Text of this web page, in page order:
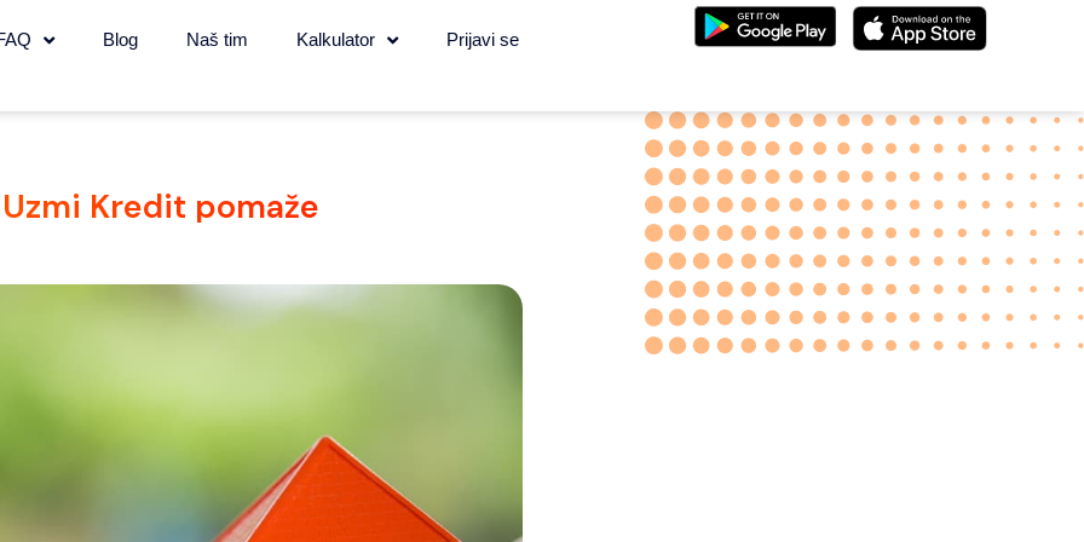
Blog Naš tim Kalkulator Prijavi se
Kredit pomaže